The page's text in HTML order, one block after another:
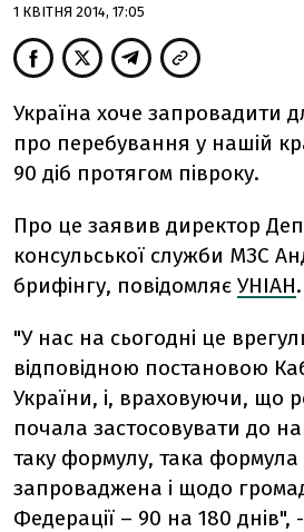
1 КВІТНЯ 2014, 17:05
Україна хоче запровадити
про перебування у нашій
90 діб протягом півроку.
Про це заявив директор
консульської служби МЗС
брифінгу, повідомляє УНІАН.
"У нас на сьогодні це
відповідною постановою
України, і, враховуючи, що
почала застосовувати до
таку формулу, така формула
запроваджена і щодо
Федерації – 90 на 180 днів",